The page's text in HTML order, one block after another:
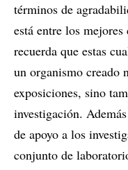
términos de
está entre los
recuerda que estas
un organismo creado
exposiciones, sino
investigación.
de apoyo a los
conjunto de